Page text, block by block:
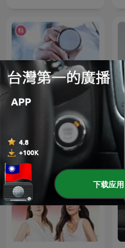
名醫 On Call
下载应用